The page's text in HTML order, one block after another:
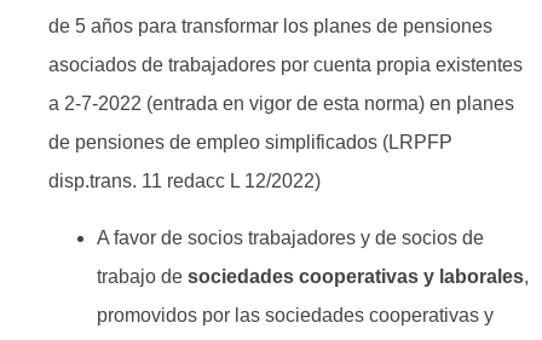
de 5 años para transformar los planes de pensiones
asociados de trabajadores por cuenta propia existentes
a 2-7-2022 (entrada en vigor de esta norma) en planes
de pensiones de empleo simplificados (LRPFP
disp.trans. 11 redacc L 12/2022)
A favor de socios trabajadores y de socios de
trabajo de sociedades cooperativas y laborales,
promovidos por las sociedades cooperativas y